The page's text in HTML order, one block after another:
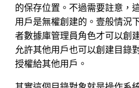
的保存位置。不過需要註意，
用戶是無權創建的。壹般情況
者數據庫管理員角色才可以創
允許其他用戶也可以創建目錄
授權給其他用戶。